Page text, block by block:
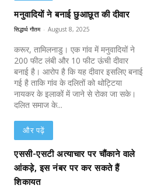
मनुवादियों ने बनाई छुआछूत की दीवार
सिद्धार्थ गौतम - August 8, 2025
करूर, तामिलनाडु। एक गांव में मनुवादियों ने
200 फीट लंबी और 10 फीट ऊंची दीवार
बनाई है। आरोप है कि यह दीवार इसलिए बनाई
गई है ताकि गांव के दलितों को थोट्टिया
नायकर के इलाकों में जाने से रोका जा सके।
दलित समाज के...
और पढ़ें
एससी-एसटी अत्याचार पर चौंकाने वाले
आंकड़े, इस नंबर पर कर सकते हैं
शिकायत